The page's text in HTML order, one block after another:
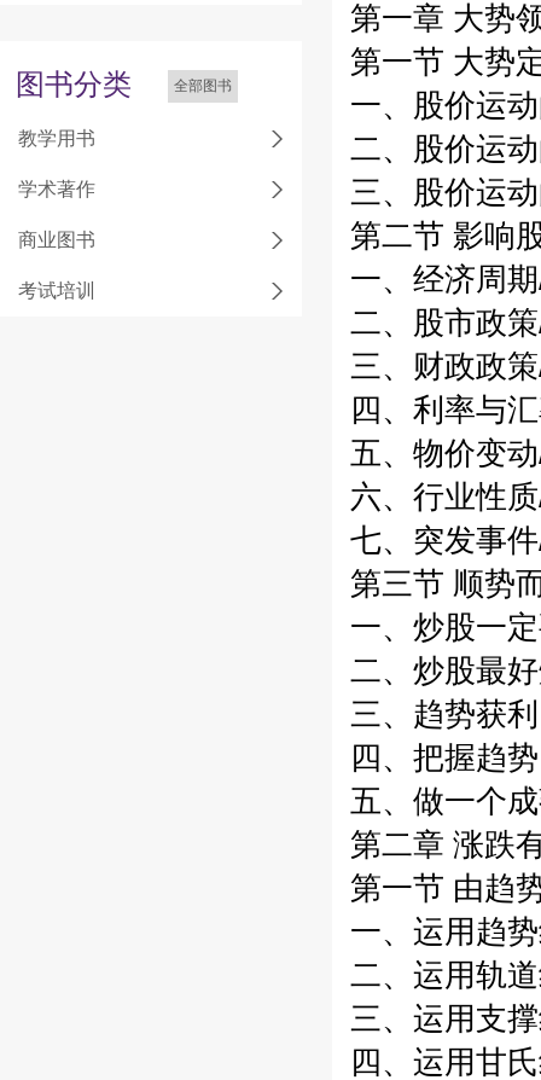
图书分类 全部图书
教学用书
学术著作
商业图书
考试培训
第一章 大势
第一节 大势
一、股价运
二、股价运
三、股价运
第二节 影响
一、经济周
二、股市政
三、财政政
四、利率与
五、物价变
六、行业性
七、突发事
第三节 顺势
一、炒股一
二、炒股最
三、趋势获
四、把握趋
五、做一个
第二章 涨跌
第一节 由趋
一、运用趋
二、运用轨
三、运用支
四、运用甘